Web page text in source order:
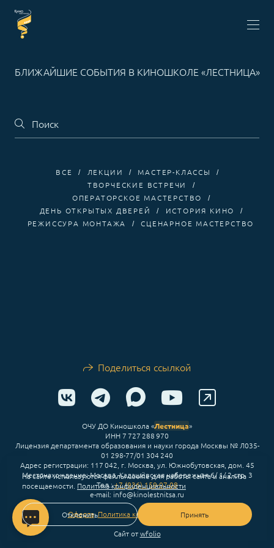
БЛИЖАЙШИЕ СОБЫТИЯ В КИНОШКОЛЕ «ЛЕСТНИЦА»
ВСЕ ЛЕКЦИИ
МАСТЕР-КЛАССЫ
ТВОРЧЕСКИЕ ВСТРЕЧИ
ОПЕРАТОРСКОЕ МАСТЕРСТВО
ДЕНЬ ОТКРЫТЫХ ДВЕРЕЙ
ИСТОРИЯ КИНО
РЕЖИССУРА МОНТАЖА
СЦЕНАРНОЕ МАСТЕРСТВО
Поделиться ссылкой
ОЧУ ДО Киношкола «Лестница»
ИНН 7 727 288 970
Лицензия департамента образования и науки города Москвы № Л035-
01 298-77/01 304 240
Адрес регистрации: 117 042, г. Москва, ул. Южнобутовская, дом. 45
Местонахождение: Москва, Кадашёвская набережная 6/ 1/ 2 стр. 3
Тел.:+7 (936) 159-07-08
e-mail: info@kinolestnitsa.ru
Оферта,Политика конфиденциальности
Сайт отwfolio
На сайте используются файлы cookie для работы сайта и анализа
посещаемости. Политика конфиденциальности
Отклонить Принять